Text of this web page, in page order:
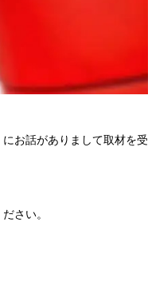
お話がありまして取材を受
さい。